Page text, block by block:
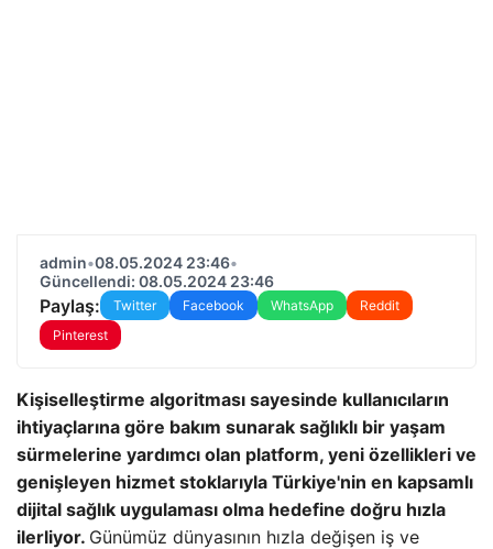
admin•08.05.2024 23:46•
Güncellendi: 08.05.2024 23:46
Paylaş: Twitter Facebook WhatsApp
Reddit
Pinterest
Kişiselleştirme algoritması sayesinde kullanıcıların
ihtiyaçlarına göre bakım sunarak sağlıklı bir yaşam
sürmelerine yardımcı olan platform, yeni özellikleri ve
genişleyen hizmet stoklarıyla Türkiye'nin en kapsamlı
dijital sağlık uygulaması olma hedefine doğru hızla
ilerliyor. Günümüz dünyasının hızla değişen iş ve